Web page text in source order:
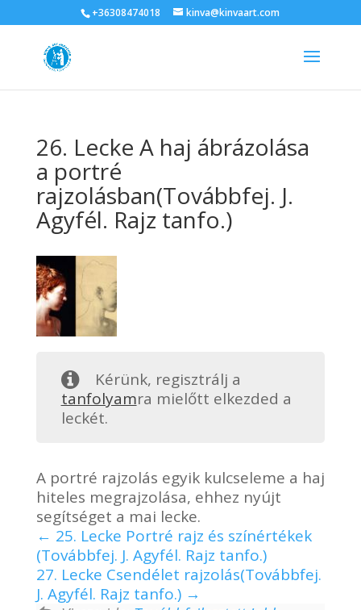
+36308474018 kinva@kinvaart.com
26. Lecke A haj ábrázolása
a portré
rajzolásban(Továbbfej. J.
Agyfél. Rajz tanfo.)
Kérünk, regisztrálj a
tanfolyamra mielőtt elkezded a
leckét.
A portré rajzolás egyik kulcseleme a haj
hiteles megrajzolása, ehhez nyújt
segítséget a mai lecke.
25. Lecke Portré rajz és színértékek
(Továbbfej. J. Agyfél. Rajz tanfo.)
27. Lecke Csendélet rajzolás(Továbbfej.
J. Agyfél. Rajz tanfo.)